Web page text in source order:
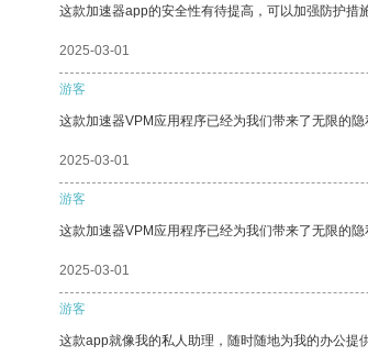
这款加速器app的安全性有待提高，可以加强防护措
2025-03-01
游客
这款加速器VPM应用程序已经为我们带来了无限的隐
2025-03-01
游客
这款加速器VPM应用程序已经为我们带来了无限的隐
2025-03-01
游客
这款app就像我的私人助理，随时随地为我的办公提